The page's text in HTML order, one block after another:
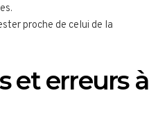
proche de celui de la
et erreurs à